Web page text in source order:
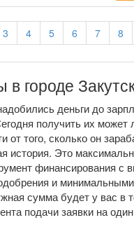
3 4 5 6 7 8
городе
деньги до
получить их может
от того, сколько он
история. Это
финансирования с
и
сумма будет у вас в
подачи заявки на